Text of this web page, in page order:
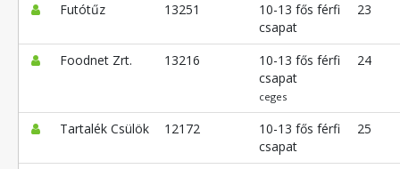
Futótűz 13251
10-13 fős férfi
csapat
23
Foodnet Zrt. 13216
10-13 fős férfi
csapat
ceges
24
Tartalék Csülök 12172
10-13 fős férfi
csapat
25